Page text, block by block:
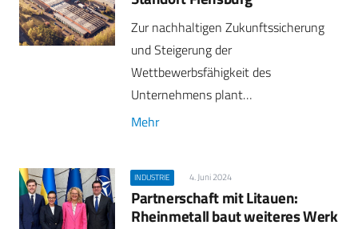
Zur nachhaltigen Zukunftssicherung
und Steigerung der
Wettbewerbsfähigkeit des
Unternehmens plant…
Mehr
INDUSTRIE 4. Juni 2024
Partnerschaft mit Litauen:
Rheinmetall baut weiteres Werk